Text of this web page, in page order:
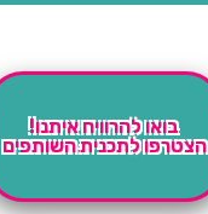
בואו להרוויח איתנו!
הצטרפו לתכנית השותפים